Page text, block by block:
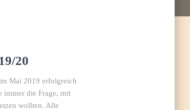
20
Mai 2019 erfolgreich
immer die Frage, mit
wollten. Alle